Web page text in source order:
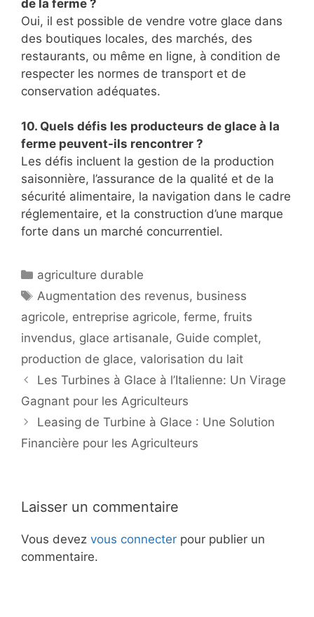
de la ferme ?
Oui, il est possible de vendre votre glace dans
des boutiques locales, des marchés, des
restaurants, ou même en ligne, à condition de
respecter les normes de transport et de
conservation adéquates.
10. Quels défis les producteurs de glace à la
ferme peuvent-ils rencontrer ?
Les défis incluent la gestion de la production
saisonnière, l’assurance de la qualité et de la
sécurité alimentaire, la navigation dans le cadre
réglementaire, et la construction d’une marque
forte dans un marché concurrentiel.
Catégories
agriculture durable
Étiquettes
Augmentation des revenus, business
agricole, entreprise agricole, ferme, fruits
invendus, glace artisanale, Guide complet,
production de glace, valorisation du lait
Les Turbines à Glace à l’Italienne: Un Virage
Gagnant pour les Agriculteurs
Leasing de Turbine à Glace : Une Solution
Financière pour les Agriculteurs
Laisser un commentaire
Vous devez vous connecter pour publier un
commentaire.